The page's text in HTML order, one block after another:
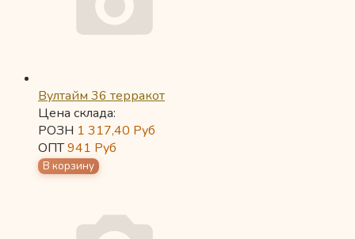
Вултайм 36 терракот
Цена склада:
РОЗН 1 317,40 Руб
ОПТ941 Руб